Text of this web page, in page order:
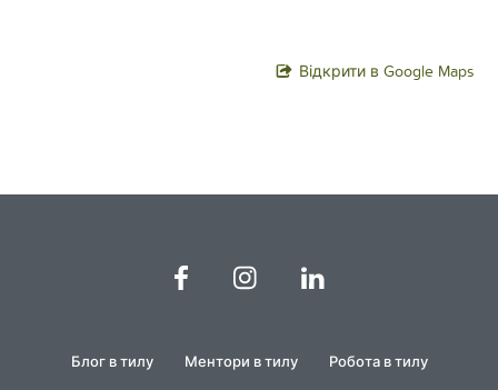
Відкрити в Google Maps
Блог в тилу Ментори в тилу Робота в тилу